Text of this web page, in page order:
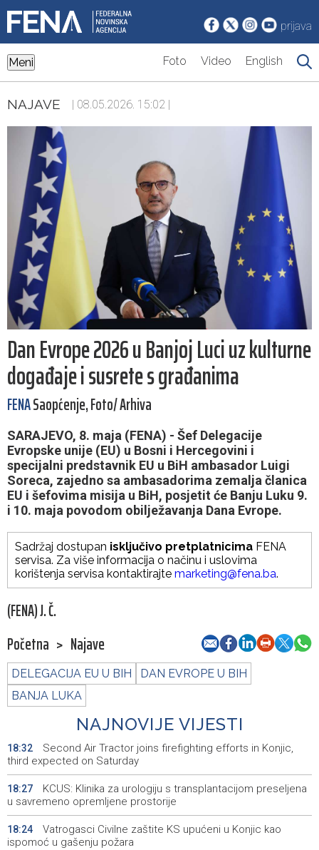
prijava
Meni Foto Video English
NAJAVE | 08.05.2026. 15:02 |
Dan Evrope 2026 u Banjoj Luci uz kulturne
događaje i susrete s građanima
FENASaopćenje, Foto/ Arhiva
SARAJEVO, 8. maja (FENA) - Šef Delegacije
Evropske unije (EU) u Bosni i Hercegovini i
specijalni predstavnik EU u BiH ambasador Luigi
Soreca, zajedno sa ambasadorima zemalja članica
EU i šefovima misija u BiH, posjetit će Banju Luku 9.
i 10. maja povodom obilježavanja Dana Evrope.
Sadržaj dostupan isključivo pretplatnicima FENA
servisa. Za više informacija o načinu i uslovima
korištenja servisa kontaktirajte marketing@fena.ba.
(FENA) J. Č.
Početna > Najave
DELEGACIJA EU U BIH
DAN EVROPE U BIH
BANJA LUKA
NAJNOVIJE VIJESTI
18:32
Second Air Tractor joins firefighting efforts in Konjic,
third expected on Saturday
18:27
KCUS: Klinika za urologiju s transplantacijom preseljena
u savremeno opremljene prostorije
18:24
Vatrogasci Civilne zaštite KS upućeni u Konjic kao
ispomoć u gašenju požara